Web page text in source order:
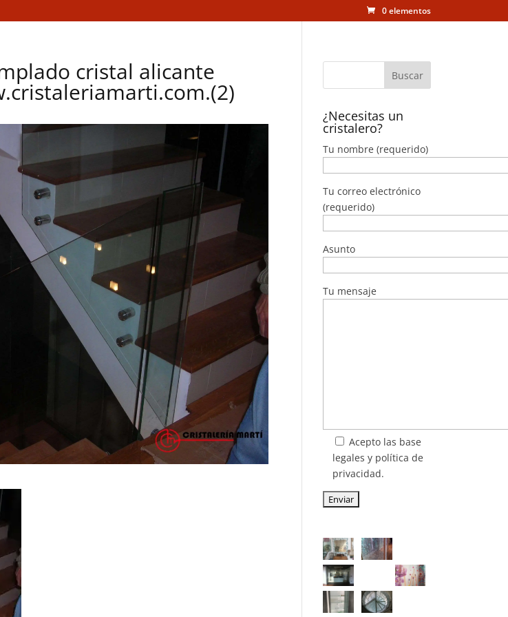
0 elementos
cristal alicante
¿Necesitas un
cristalero?
Tu nombre (requerido)
Tu correo electrónico
(requerido)
Asunto
Tu mensaje
Acepto las base
legales y política de
privacidad.